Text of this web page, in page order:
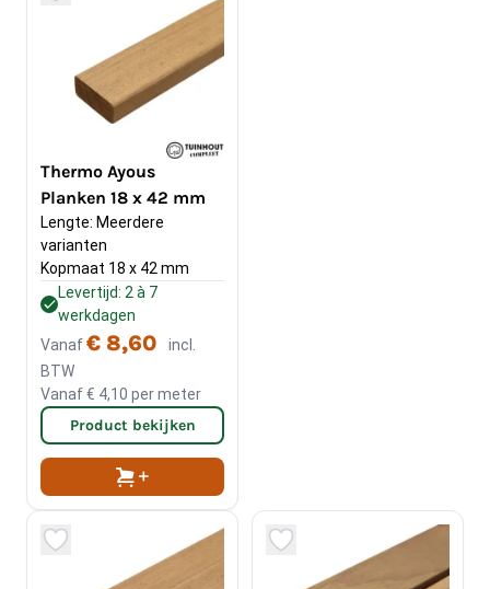
Thermo Ayous
Planken 18 x 42 mm
Lengte: Meerdere
varianten
Kopmaat 18 x 42 mm
Levertijd: 2 à 7
werkdagen
Vanaf€ 8,60
incl.
BTW
Vanaf€ 4,10 per meter
Product bekijken